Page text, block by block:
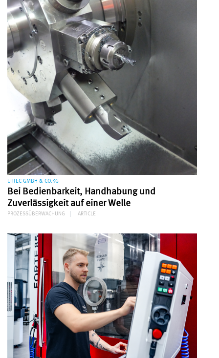
UTTEC GMBH & CO.KG
Bei Bedienbarkeit, Handhabung und
Zuverlässigkeit auf einer Welle
PROZESSÜBERWACHUNG ARTICLE